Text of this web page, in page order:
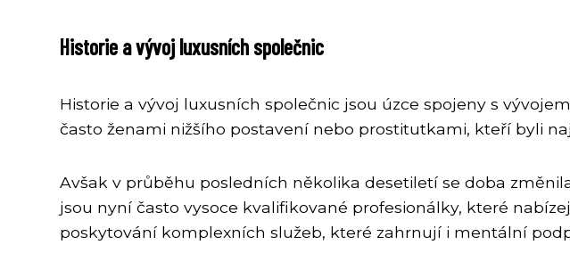
Historie a vývoj luxusních společnic
Historie a vývoj luxusních společnic jsou úzce spojeny s
často ženami nižšího postavení nebo prostitutkami, kteří byli
Avšak v průběhu posledních několika desetiletí se doba
jsou nyní často vysoce kvalifikované profesionálky, které
poskytování komplexních služeb, které zahrnují i mentální